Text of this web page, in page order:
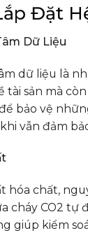
Đặt
Dữ Liệu
dữ liệu là
tài sản mà
bảo vệ
vẫn đảm
hóa chất,
cháy CO2
giúp kiểm